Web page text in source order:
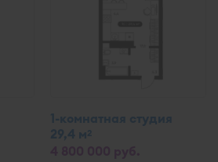
1-комнатная студия
29,4 м2